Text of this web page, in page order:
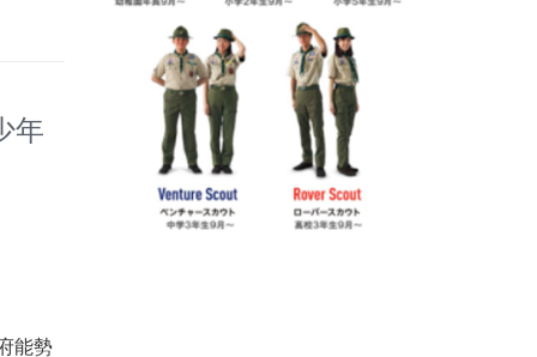
年
能勢